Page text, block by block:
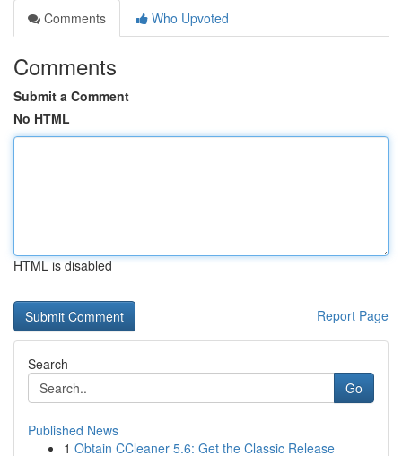
Comments
Who Upvoted
Comments
Submit a Comment
No HTML
HTML is disabled
Report Page
Search
Go
Published News
1 Obtain CCleaner 5.6: Get the Classic Release